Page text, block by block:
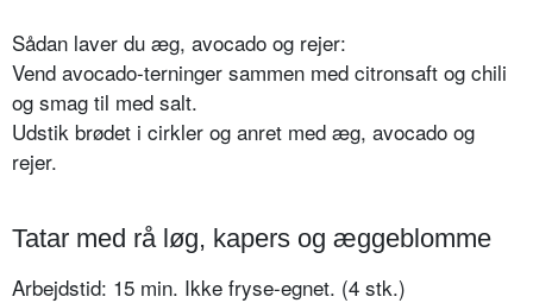
Sådan laver du æg, avocado og rejer:
Vend avocado-terninger sammen med citronsaft og chili
og smag til med salt.
Udstik brødet i cirkler og anret med æg, avocado og
rejer.
Tatar med rå løg, kapers og æggeblomme
Arbejdstid: 15 min. Ikke fryse-egnet. (4 stk.)